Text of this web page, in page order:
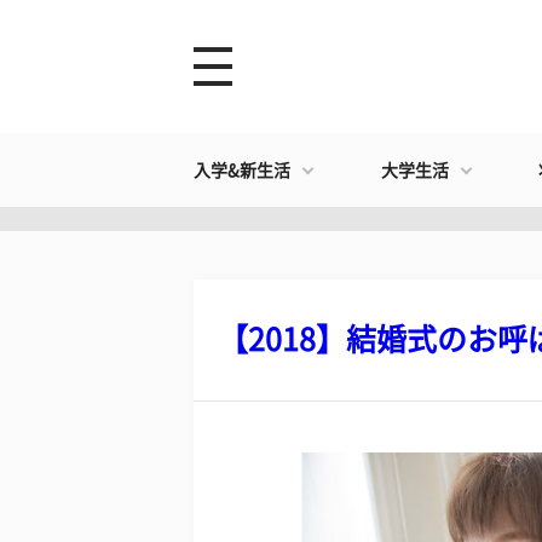
入学&新生活 大学生活
【2018】結婚式のお